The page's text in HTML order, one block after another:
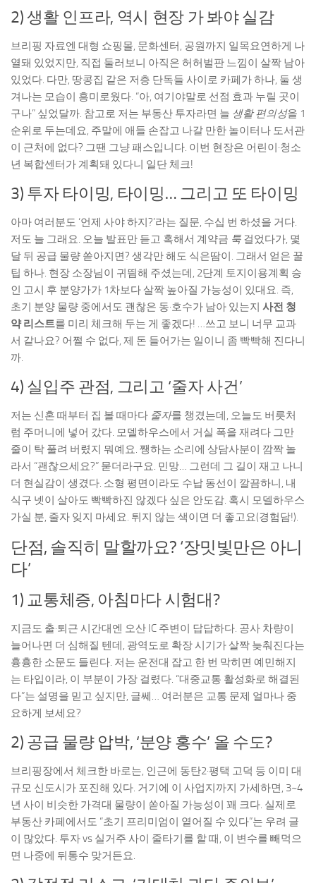
2) 생활 인프라, 역시 현장 가 봐야 실감
브리핑 자료엔 대형 쇼핑몰, 문화센터, 공원까지 일목요연하게 나
열돼 있었지만, 직접 둘러보니 아직은 허허벌판 느낌이 살짝 남아
있었다. 다만, 땅콩집 같은 저층 단독들 사이로 카페가 하나, 둘 생
겨나는 모습이 흥미로웠다. “아, 여기야말로 선점 효과 누릴 곳이
구나” 싶었달까. 참고로 저는 부동산 투자라면 늘 생활 편의성을 1
순위로 두는데요, 주말에 애들 손잡고 나갈 만한 놀이터나 도서관
이 근처에 없다? 그땐 그냥 패스입니다. 이번 현장은 어린이·청소
년 복합센터가 계획돼 있다니 일단 체크!
3) 투자 타이밍, 타이밍… 그리고 또 타이밍
아마 여러분도 ‘언제 사야 하지?’라는 질문, 수십 번 하셨을 거다.
저도 늘 그래요. 오늘 발표만 듣고 혹해서 계약금 툭 걸었다가, 몇
달 뒤 공급 물량 쏟아지면? 생각만 해도 식은땀이. 그래서 얻은 꿀
팁 하나. 현장 소장님이 귀띔해 주셨는데, 2단계 토지이용계획 승
인 고시 후 분양가가 1차보다 살짝 높아질 가능성이 있대요. 즉,
초기 분양 물량 중에서도 괜찮은 동·호수가 남아 있는지 사전 청
약 리스트를 미리 체크해 두는 게 좋겠다! …쓰고 보니 너무 교과
서 같나요? 어쩔 수 없다, 제 돈 들어가는 일이니 좀 빡빡해 진다니
까.
4) 실입주 관점, 그리고 ‘줄자 사건’
저는 신혼 때부터 집 볼 때마다 줄자를 챙겼는데, 오늘도 버릇처
럼 주머니에 넣어 갔다. 모델하우스에서 거실 폭을 재려다 그만
줄이 탁 풀려 버렸지 뭐예요. 쨍하는 소리에 상담사분이 깜짝 놀
라서 “괜찮으세요?” 묻더라구요. 민망… 그런데 그 길이 재고 나니
더 현실감이 생겼다. 소형 평면이라도 수납 동선이 깔끔하니, 내
식구 넷이 살아도 빡빡하진 않겠다 싶은 안도감. 혹시 모델하우스
가실 분, 줄자 잊지 마세요. 튀지 않는 색이면 더 좋고요(경험담!).
단점, 솔직히 말할까요? ‘장밋빛만은 아니
다’
1) 교통체증, 아침마다 시험대?
지금도 출·퇴근 시간대엔 오산 IC 주변이 답답하다. 공사 차량이
늘어나면 더 심해질 텐데, 광역도로 확장 시기가 살짝 늦춰진다는
흉흉한 소문도 들린다. 저는 운전대 잡고 한 번 막히면 예민해지
는 타입이라, 이 부분이 가장 걸렸다. “대중교통 활성화로 해결된
다”는 설명을 믿고 싶지만, 글쎄… 여러분은 교통 문제 얼마나 중
요하게 보세요?
2) 공급 물량 압박, ‘분양 홍수’ 올 수도?
브리핑장에서 체크한 바로는, 인근에 동탄2·평택 고덕 등 이미 대
규모 신도시가 포진해 있다. 거기에 이 사업지까지 가세하면, 3~4
년 사이 비슷한 가격대 물량이 쏟아질 가능성이 꽤 크다. 실제로
부동산 카페에서도 “초기 프리미엄이 옅어질 수 있다”는 우려 글
이 많았다. 투자 vs 실거주 사이 줄타기를 할 때, 이 변수를 빼먹으
면 나중에 뒤통수 맞거든요.